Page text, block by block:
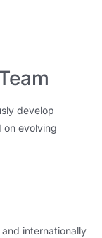
develop
on evolving
internationally